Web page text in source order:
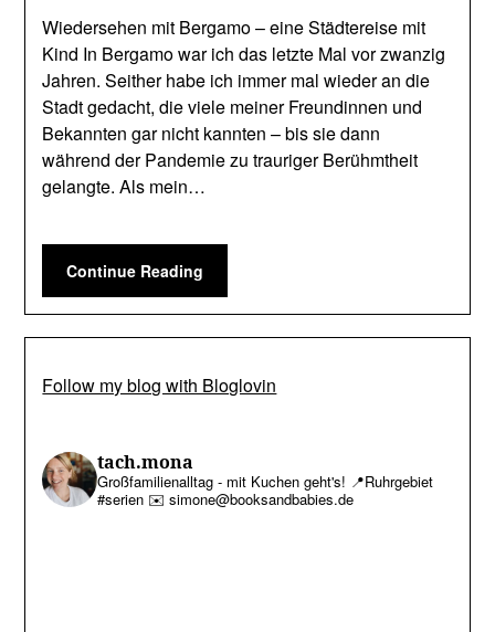
Wiedersehen mit Bergamo – eine Städtereise mit
Kind In Bergamo war ich das letzte Mal vor zwanzig
Jahren. Seither habe ich immer mal wieder an die
Stadt gedacht, die viele meiner Freundinnen und
Bekannten gar nicht kannten – bis sie dann
während der Pandemie zu trauriger Berühmtheit
gelangte. Als mein…
Continue Reading
Follow my blog with Bloglovin
tach.mona
Großfamilienalltag - mit Kuchen geht's! 📍Ruhrgebiet
#serien ✉️ simone@booksandbabies.de